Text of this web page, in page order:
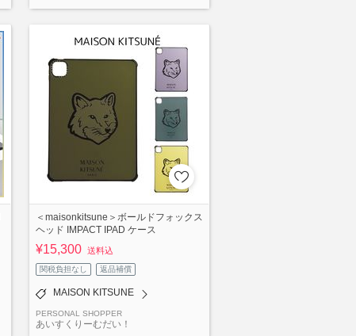
＜maisonkitsune＞ボールドフォックス
ヘッド IMPACT IPAD ケース
¥15,300 送料込
関税負担なし 返品補償
MAISON KITSUNE
PERSONAL SHOPPER
あいすくりーむだい！